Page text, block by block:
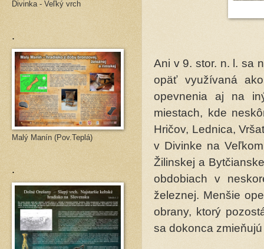
Ani v 9. stor. n. l. sa
opäť využívaná
opevnenia aj na
miestach, kde
Hričov, Lednica,
v Divinke na
Žilinskej a
obdobiach v
železnej. Menšie
obrany, ktorý
sa dokonca
Divinka - Veľký vrch
.
Malý Manín (Pov.Teplá)
.